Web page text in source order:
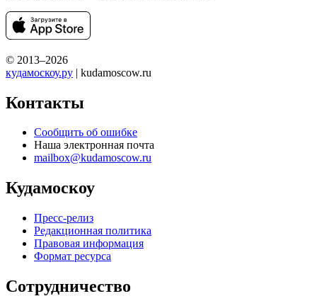
© 2013–2026
кудамоскоу.ру | kudamoscow.ru
Контакты
Сообщить об ошибке
Наша электронная почта
mailbox@kudamoscow.ru
Кудамоскоу
Пресс-релиз
Редакционная политика
Правовая информация
Формат ресурса
Сотрудничество